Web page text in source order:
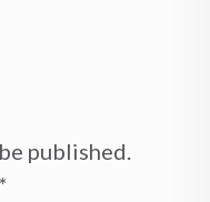
published.
*